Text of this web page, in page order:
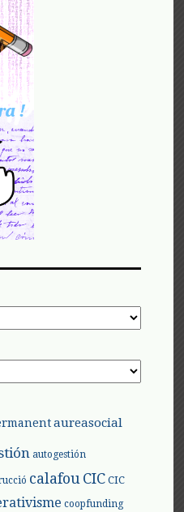
aureasocial
autogestión
calafou CIC CIC
coopfunding